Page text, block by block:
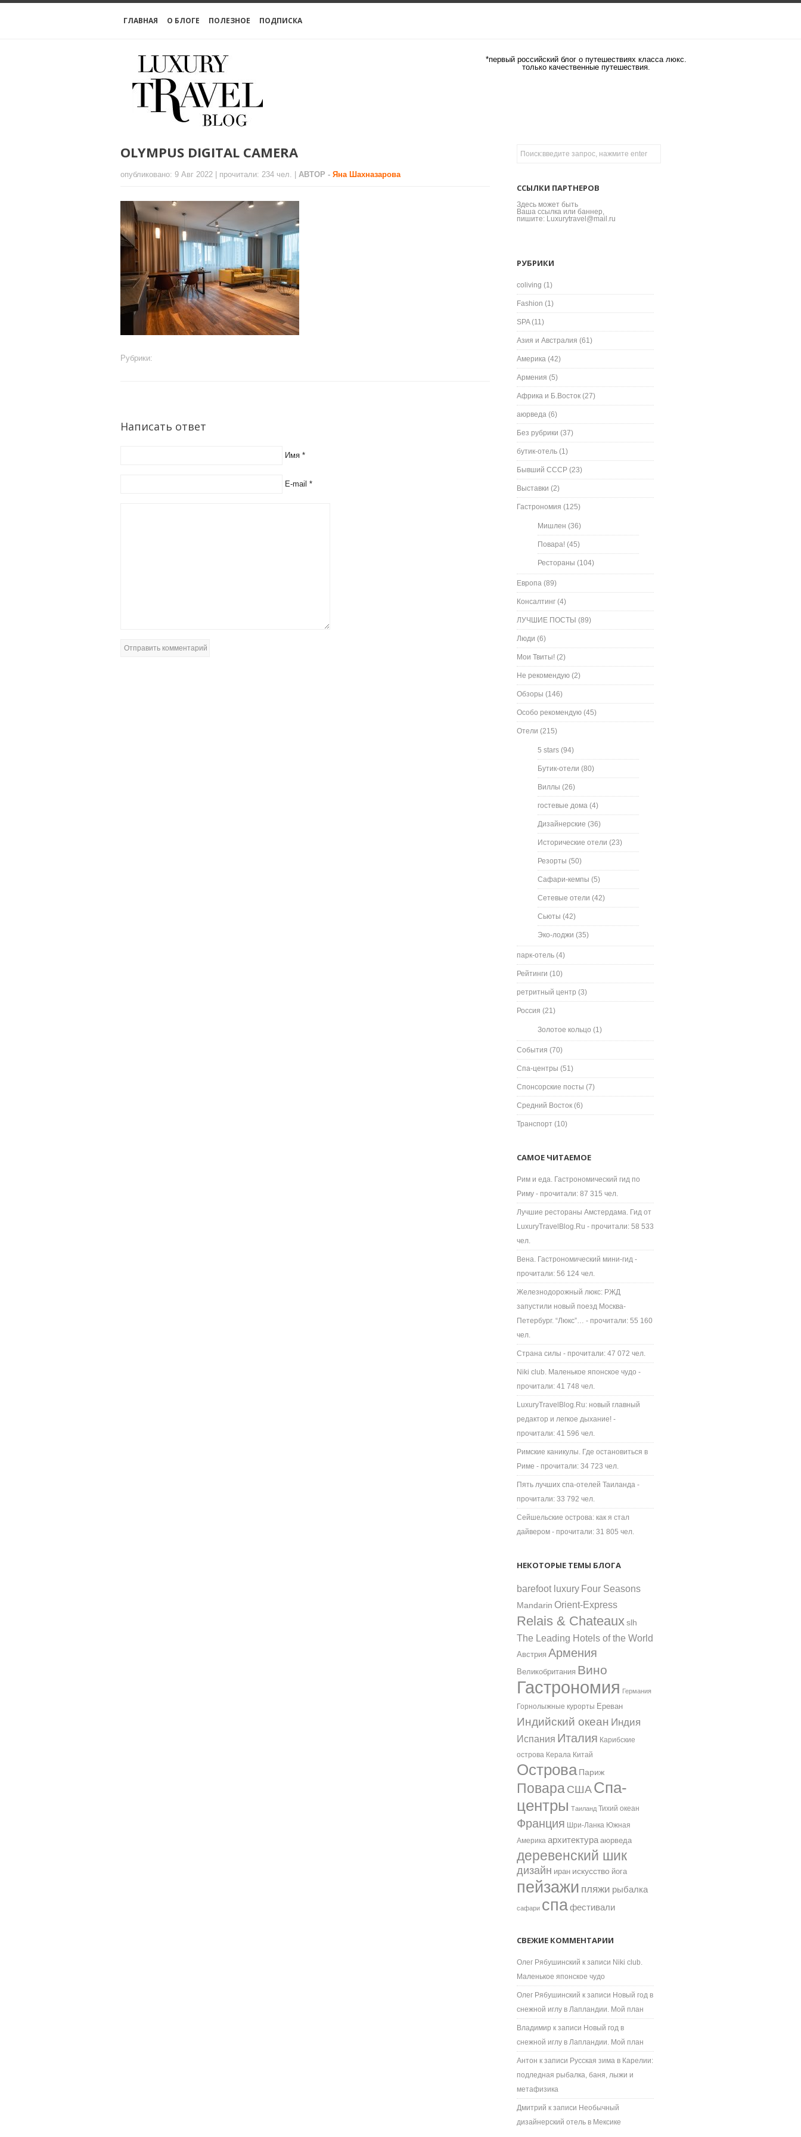
ГЛАВНАЯ О БЛОГЕ ПОЛЕЗНОЕ ПОДПИСКА
*первый российский блог о путешествиях класса люкс.
только качественные путешествия.
OLYMPUS DIGITAL CAMERA
опубликовано: 9 Авг 2022 | прочитали: 234 чел. | АВТОР - Яна Шахназарова
Рубрики:
Написать ответ
Имя *
E-mail *
ССЫЛКИ ПАРТНЕРОВ
Здесь может быть
Ваша ссылка или баннер,
пишите: Luxurytravel@mail.ru
РУБРИКИ
coliving (1)
Fashion (1)
SPA(11)
Азия и Австралия (61)
Америка (42)
Армения (5)
Африка и Б.Восток (27)
аюрведа (6)
Без рубрики (37)
бутик-отель (1)
Бывший СССР (23)
Выставки (2)
Гастрономия (125)
Мишлен (36)
Повара! (45)
Рестораны (104)
Европа (89)
Консалтинг (4)
ЛУЧШИЕ ПОСТЫ (89)
Люди (6)
Мои Твиты! (2)
Не рекомендую (2)
Обзоры (146)
Особо рекомендую (45)
Отели (215)
5 stars (94)
Бутик-отели (80)
Виллы (26)
гостевые дома (4)
Дизайнерские (36)
Исторические отели (23)
Резорты (50)
Сафари-кемпы (5)
Сетевые отели (42)
Сьюты (42)
Эко-лоджи (35)
парк-отель (4)
Рейтинги (10)
ретритный центр (3)
Россия (21)
Золотое кольцо (1)
События (70)
Спа-центры (51)
Спонсорские посты (7)
Средний Восток (6)
Транспорт (10)
САМОЕ ЧИТАЕМОЕ
Рим и еда. Гастрономический гид по
Риму - прочитали: 87 315 чел.
Лучшие рестораны Амстердама. Гид от
LuxuryTravelBlog.Ru - прочитали: 58 533
чел.
Вена. Гастрономический мини-гид -
прочитали: 56 124 чел.
Железнодорожный люкс: РЖД
запустили новый поезд Москва-
Петербург. “Люкс”… - прочитали: 55 160
чел.
Страна силы - прочитали: 47 072 чел.
Niki club. Маленькое японское чудо -
прочитали: 41 748 чел.
LuxuryTravelBlog.Ru: новый главный
редактор и легкое дыхание! -
прочитали: 41 596 чел.
Римские каникулы. Где остановиться в
Риме - прочитали: 34 723 чел.
Пять лучших спа-отелей Таиланда -
прочитали: 33 792 чел.
Сейшельские острова: как я стал
дайвером - прочитали: 31 805 чел.
НЕКОТОРЫЕ ТЕМЫ БЛОГА
barefoot luxury Four Seasons
Mandarin Orient-Express
Relais & Chateauxslh
The Leading Hotels of the World
Австрия Армения
Великобритания Вино
Гастрономия Германия
Горнолыжные курорты Ереван
Индийский океан Индия
Испания Италия Карибские
острова Керала Китай
Острова Париж
Повара США Спа-
центры Таиланд Тихий океан
Франция Шри-Ланка Южная
Америка архитектура аюрведа
деревенский шик
дизайн иран искусство йога
пейзажи пляжи рыбалка
сафари спафестивали
СВЕЖИЕ КОММЕНТАРИИ
Олег Рябушинский к записи Niki club.
Маленькое японское чудо
Олег Рябушинский к записи Новый год в
снежной иглу в Лапландии. Мой план
Владимир к записи Новый год в
снежной иглу в Лапландии. Мой план
Антон к записи Русская зима в Карелии:
подледная рыбалка, баня, лыжи и
метафизика
Дмитрий к записи Необычный
дизайнерский отель в Мексике